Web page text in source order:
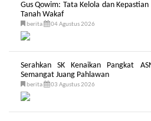
Gus Qowim: Tata Kelola dan
Tanah Wakaf
berita 04 Agustus 2026
Serahkan SK Kenaikan Pangkat
Semangat Juang Pahlawan
berita 03 Agustus 2026